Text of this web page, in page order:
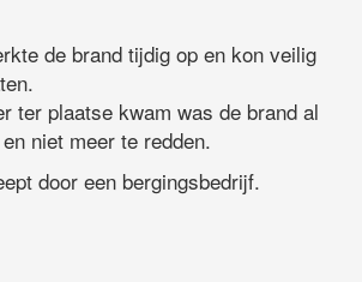
de brand tijdig op en kon veilig
ter plaatse kwam was de brand al
niet meer te redden.
door een bergingsbedrijf.